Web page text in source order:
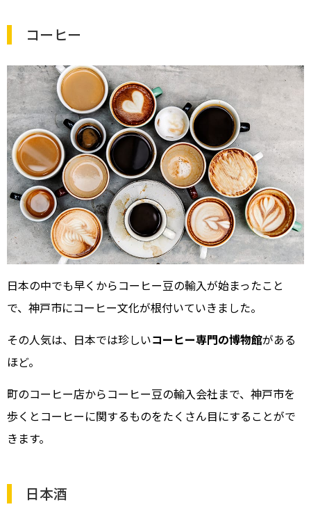
コーヒー
日本の中でも早くからコーヒー豆の輸入が始まったこと
で、神戸市にコーヒー文化が根付いていきました。
その人気は、日本では珍しいコーヒー専門の博物館がある
ほど。
町のコーヒー店からコーヒー豆の輸入会社まで、神戸市を
歩くとコーヒーに関するものをたくさん目にすることがで
きます。
日本酒